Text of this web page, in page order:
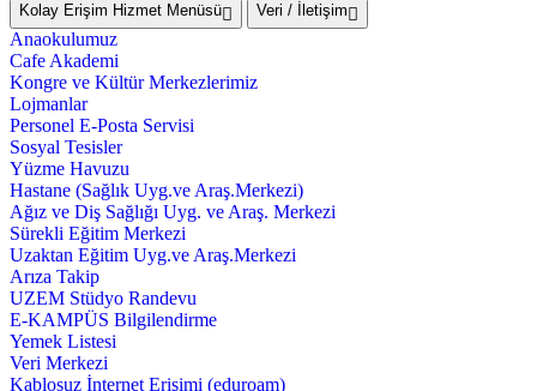
Kolay Erişim Hizmet Menüsü
Veri / İletişim
Anaokulumuz
Cafe Akademi
Kongre ve Kültür Merkezlerimiz
Lojmanlar
Personel E-Posta Servisi
Sosyal Tesisler
Yüzme Havuzu
Hastane (Sağlık Uyg.ve Araş.Merkezi)
Ağız ve Diş Sağlığı Uyg. ve Araş. Merkezi
Sürekli Eğitim Merkezi
Uzaktan Eğitim Uyg.ve Araş.Merkezi
Arıza Takip
UZEM Stüdyo Randevu
E-KAMPÜS Bilgilendirme
Yemek Listesi
Veri Merkezi
Kablosuz İnternet Erişimi (eduroam)